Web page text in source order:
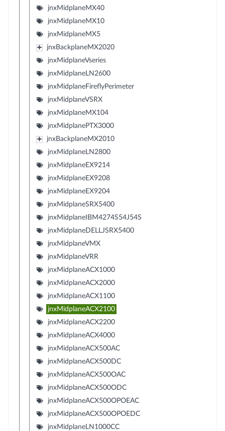
jnxMidplaneMX40
jnxMidplaneMX10
jnxMidplaneMX5
jnxBackplaneMX2020
jnxMidplaneVseries
jnxMidplaneLN2600
jnxMidplaneFireflyPerimeter
jnxMidplaneVSRX
jnxMidplaneMX104
jnxMidplanePTX3000
jnxBackplaneMX2010
jnxMidplaneLN2800
jnxMidplaneEX9214
jnxMidplaneEX9208
jnxMidplaneEX9204
jnxMidplaneSRX5400
jnxMidplaneIBM4274S54J54S
jnxMidplaneDELLJSRX5400
jnxMidplaneVMX
jnxMidplaneVRR
jnxMidplaneACX1000
jnxMidplaneACX2000
jnxMidplaneACX1100
jnxMidplaneACX2100
jnxMidplaneACX2200
jnxMidplaneACX4000
jnxMidplaneACX500AC
jnxMidplaneACX500DC
jnxMidplaneACX500OAC
jnxMidplaneACX500ODC
jnxMidplaneACX500OPOEAC
jnxMidplaneACX500OPOEDC
jnxMidplaneLN1000CC